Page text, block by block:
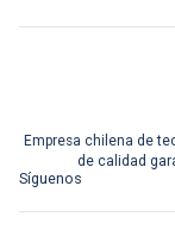
Empresa chilena de
de calidad
Síguenos